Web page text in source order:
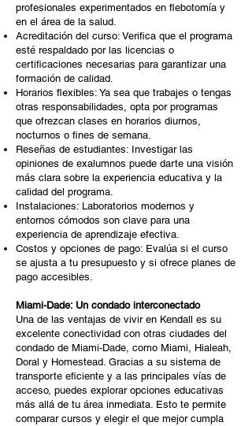
profesionales experimentados en flebotomía y
en el área de la salud.
Acreditación del curso: Verifica que el programa
esté respaldado por las licencias o
certificaciones necesarias para garantizar una
formación de calidad.
Horarios flexibles: Ya sea que trabajes o tengas
otras responsabilidades, opta por programas
que ofrezcan clases en horarios diurnos,
nocturnos o fines de semana.
Reseñas de estudiantes: Investigar las
opiniones de exalumnos puede darte una visión
más clara sobre la experiencia educativa y la
calidad del programa.
Instalaciones: Laboratorios modernos y
entornos cómodos son clave para una
experiencia de aprendizaje efectiva.
Costos y opciones de pago: Evalúa si el curso
se ajusta a tu presupuesto y si ofrece planes de
pago accesibles.
Miami-Dade: Un condado interconectado
Una de las ventajas de vivir en Kendall es su
excelente conectividad con otras ciudades del
condado de Miami-Dade, como Miami, Hialeah,
Doral y Homestead. Gracias a su sistema de
transporte eficiente y a las principales vías de
acceso, puedes explorar opciones educativas
más allá de tu área inmediata. Esto te permite
comparar cursos y elegir el que mejor cumpla